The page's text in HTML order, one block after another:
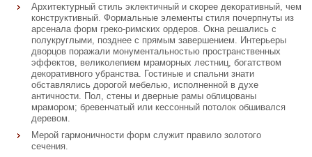
Архитектурный стиль эклектичный и скорее декоративный, чем
конструктивный. Формальные элементы стиля почерпнуты из
арсенала форм греко-римских ордеров. Окна решались с
полукруглыми, позднее с прямым завершением. Интерьеры
дворцов поражали монументальностью пространственных
эффектов, великолепием мраморных лестниц, богатством
декоративного убранства. Гостиные и спальни знати
обставлялись дорогой мебелью, исполненной в духе
античности. Пол, стены и дверные рамы облицованы
мрамором; бревенчатый или кессонный потолок обшивался
деревом.
Мерой гармоничности форм служит правило золотого
сечения.